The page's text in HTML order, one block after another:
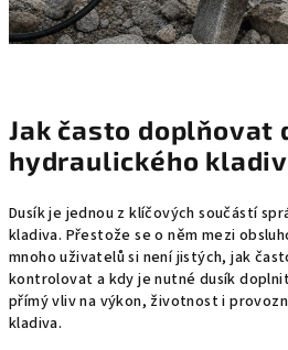
Jak často doplňovat
hydraulického
Dusík je jednou z klíčových součástí
kladiva. Přestože se o něm mezi
mnoho uživatelů si není jistých, jak
kontrolovat a kdy je nutné dusík
přímý vliv na výkon, životnost i
kladiva.